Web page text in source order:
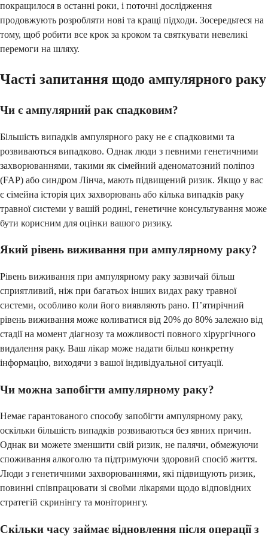
покращилося в останні роки, і поточні дослідження
продовжують розробляти нові та кращі підходи. Зосередьтеся на
тому, щоб робити все крок за кроком та святкувати невеликі
перемоги на шляху.
Часті запитання щодо ампулярного раку
Чи є ампулярний рак спадковим?
Більшість випадків ампулярного раку не є спадковими та
розвиваються випадково. Однак люди з певними генетичними
захворюваннями, такими як сімейний аденоматозний поліпоз
(FAP) або синдром Лінча, мають підвищений ризик. Якщо у вас
є сімейна історія цих захворювань або кілька випадків раку
травної системи у вашій родині, генетичне консультування може
бути корисним для оцінки вашого ризику.
Який рівень виживання при ампулярному раку?
Рівень виживання при ампулярному раку зазвичай більш
сприятливий, ніж при багатьох інших видах раку травної
системи, особливо коли його виявляють рано. П’ятирічний
рівень виживання може коливатися від 20% до 80% залежно від
стадії на момент діагнозу та можливості повного хірургічного
видалення раку. Ваш лікар може надати більш конкретну
інформацію, виходячи з вашої індивідуальної ситуації.
Чи можна запобігти ампулярному раку?
Немає гарантованого способу запобігти ампулярному раку,
оскільки більшість випадків розвиваються без явних причин.
Однак ви можете зменшити свій ризик, не палячи, обмежуючи
споживання алкоголю та підтримуючи здоровий спосіб життя.
Люди з генетичними захворюваннями, які підвищують ризик,
повинні співпрацювати зі своїми лікарями щодо відповідних
стратегій скринінгу та моніторингу.
Скільки часу займає відновлення після операції з